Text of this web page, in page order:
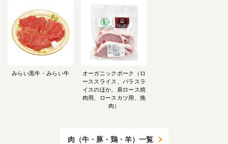
みらい黒牛・みらい牛
オーガニックポーク（ロ
ーススライス、バラスラ
イスのほか、肩ロース焼
肉用、ロースカツ用、挽
肉）
肉（牛・豚・鶏・羊）一覧